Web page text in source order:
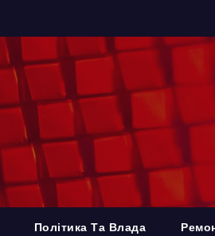
Політика Та Влада